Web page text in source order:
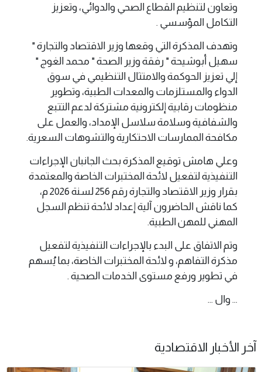
وتعاون لتنظيم القطاع الصحي والدوائي، وتعزيز
التكامل المؤسسي .
وتهدف المذكرة التي وقعها وزير الاقتصاد والتجارة "
سهيل أبوشيحة " رفقة وزير الصحة " محمد الغوج "
إلي تعزيز الحوكمة والامتثال التنظيمي في سوق
الدواء والمستلزمات والمعدات الطبية، وتطوير
منظومات رقابية إلكترونية مشتركة لدعم التتبع
والشفافية وسلامة سلاسل الإمداد، والعمل على
مكافحة الممارسات الاحتكارية والتشوهات السعرية.
وعلي هامش توقيع المذكرة بحث الجانبان الإجراءات
التنفيذية لتفعيل لائحة المختبرات الخاصة والمعتمدة
بقرار وزير الاقتصاد والتجارة رقم 256 لسنة 2026 م،
كما ناقش الحاضرون آلية إعداد لائحة تنظم السجل
المهني للمهن الطبية.
وتم الاتفاق على البدء بالإجراءات التنفيذية لتفعيل
مذكرة التفاهم، و لائحة المختبرات الخاصة، بما يُسهم
في تطوير ورفع مستوى الخدمات الصحية .
... وال ...
آخر الأخبار الاقتصادية